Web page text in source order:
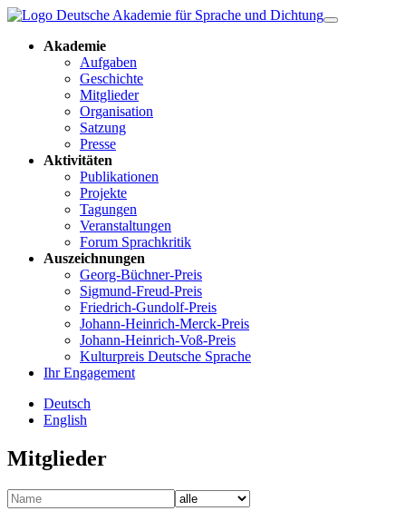
Akademie
Aufgaben
Geschichte
Mitglieder
Organisation
Satzung
Presse
Aktivitäten
Publikationen
Projekte
Tagungen
Veranstaltungen
Forum Sprachkritik
Auszeichnungen
Georg-Büchner-Preis
Sigmund-Freud-Preis
Friedrich-Gundolf-Preis
Johann-Heinrich-Merck-Preis
Johann-Heinrich-Voß-Preis
Kulturpreis Deutsche Sprache
Ihr Engagement
Deutsch
English
Mitglieder